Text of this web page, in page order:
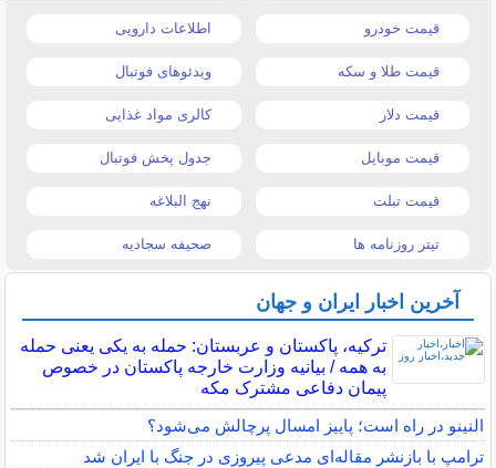
قیمت خودرو اطلاعات دارویی
قیمت طلا و سکه ویدئوهای فوتبال
قیمت دلار کالری مواد غذایی
قیمت موبایل جدول پخش فوتبال
قیمت تبلت نهج البلاغه
تیتر روزنامه ها صحیفه سجادیه
آخرین اخبار ایران و جهان
ترکیه، پاکستان و عربستان: حمله به یکی یعنی حمله
به همه / بیانیه وزارت خارجه پاکستان در خصوص
پیمان دفاعی مشترک مکه
النینو در راه است؛ پاییز امسال پرچالش می‌شود؟
ترامپ با بازنشر مقاله‌ای مدعی پیروزی در جنگ با ایران شد